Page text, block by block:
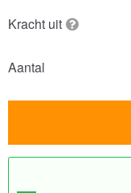
Kracht uit
Aantal